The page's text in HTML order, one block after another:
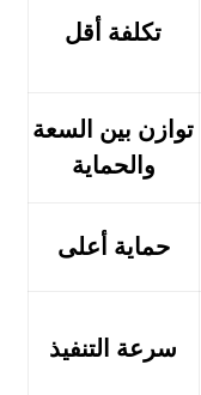
تكلفة أقل
توازن بين السعة
والحماية
حماية أعلى
سرعة التنفيذ